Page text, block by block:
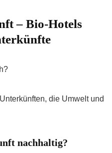
– Bio-Hotels
Unterkünften, die Umwelt und
nachhaltig?